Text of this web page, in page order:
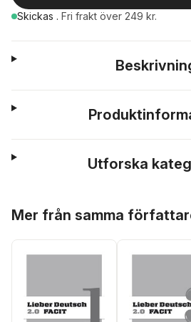
Skickas . Fri frakt över 249 kr.
Utforska
Mer från samma